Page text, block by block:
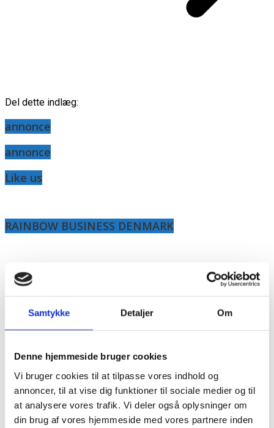
Samtykke Detaljer Om
Denne hjemmeside bruger cookies
Vi bruger cookies til at tilpasse vores indhold og
annoncer, til at vise dig funktioner til sociale medier og til
at analysere vores trafik. Vi deler også oplysninger om
din brug af vores hjemmeside med vores partnere inden
Del dette indlæg:
annonce
annonce
Like us
RAINBOW BUSINESS DENMARK